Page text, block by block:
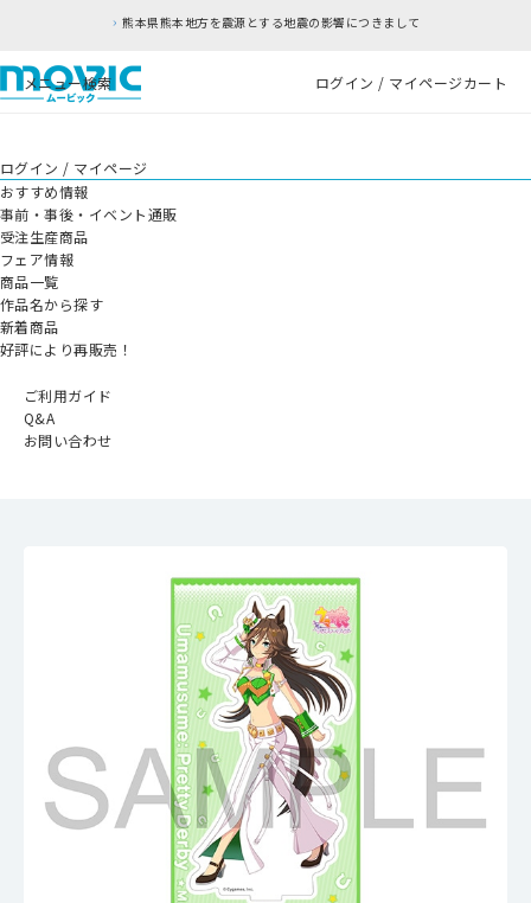
熊本県熊本地方を震源とする地震の影響につきまして
メニュー検索 ログイン / マイページカート
ログイン / マイページ
おすすめ情報
事前・事後・イベント通販
受注生産商品
フェア情報
商品一覧
作品名から探す
新着商品
好評により再販売！
ご利用ガイド
Q&A
お問い合わせ